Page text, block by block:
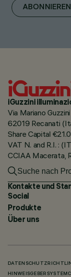
ABONNIEREN
iGuzzini
Via Mariano
62019 Recanati
Share Capital
VAT N. and R.I. :
CCIAA Macerata,
Kontakte und
Social
Produkte
Über uns
HINWEISGEBERSYSTEM